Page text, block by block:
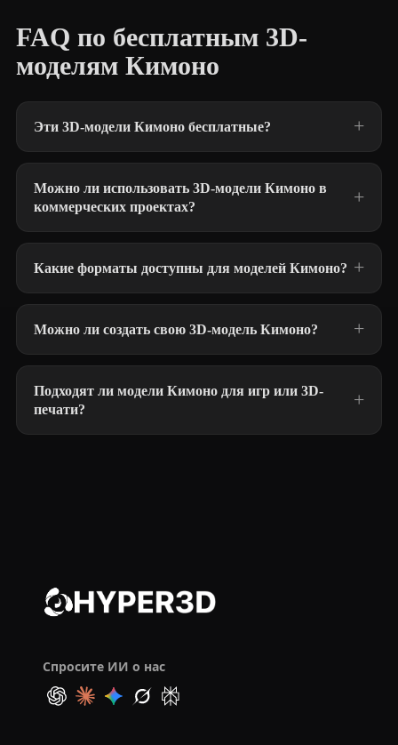
FAQ по бесплатным 3D-
моделям Кимоно
Эти 3D-модели Кимоно бесплатные?
Можно ли использовать 3D-модели Кимоно в
коммерческих проектах?
Какие форматы доступны для моделей Кимоно?
Можно ли создать свою 3D-модель Кимоно?
Подходят ли модели Кимоно для игр или 3D-
печати?
Спросите ИИ о нас